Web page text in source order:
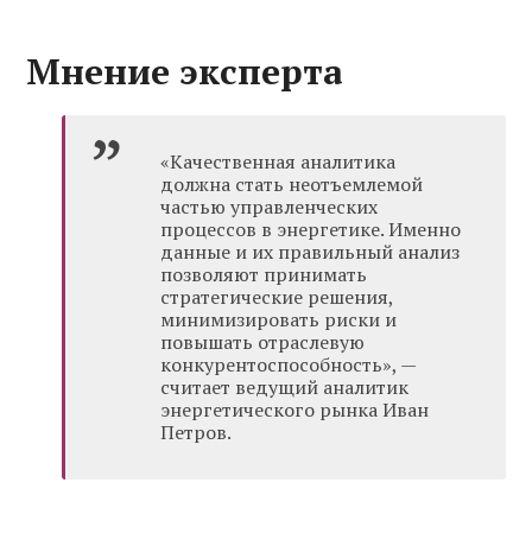
Мнение эксперта
«Качественная аналитика
должна стать неотъемлемой
частью управленческих
процессов в энергетике. Именно
данные и их правильный анализ
позволяют принимать
стратегические решения,
минимизировать риски и
повышать отраслевую
конкурентоспособность», —
считает ведущий аналитик
энергетического рынка Иван
Петров.